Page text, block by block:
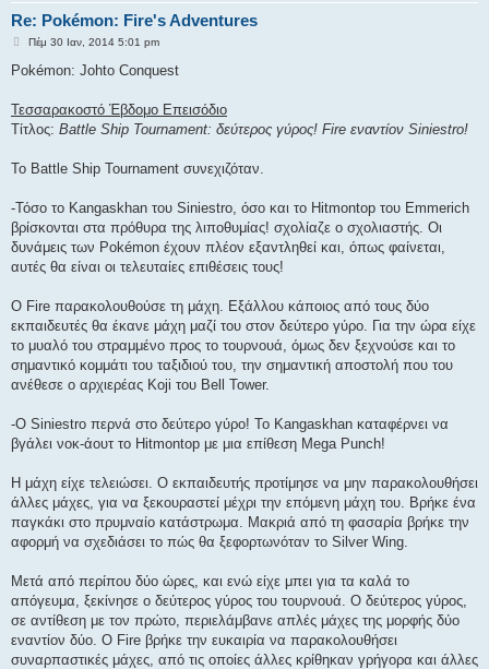
Re: Pokémon: Fire's Adventures
Δ
μ
ί
ε
υ
Πέμ 30 Ιαν, 2014 5:01 pm
Pokémon: Johto Conquest
Τεσσαρακοστό Έβδομο Επεισόδιο
Τίτλος: Battle Ship Tournament: δεύτερος γύρος! Fire εναντίον Siniestro!
To Battle Ship Tournament συνεχιζόταν.
-Τόσο το Kangaskhan του Siniestro, όσο και το Hitmontop του Emmerich
βρίσκονται στα πρόθυρα της λιποθυμίας! σχολίαζε ο σχολιαστής. Οι
δυνάμεις των Pokémon έχουν πλέον εξαντληθεί και, όπως φαίνεται,
αυτές θα είναι οι τελευταίες επιθέσεις τους!
Ο Fire παρακολουθούσε τη μάχη. Εξάλλου κάποιος από τους δύο
εκπαιδευτές θα έκανε μάχη μαζί του στον δεύτερο γύρο. Για την ώρα είχε
το μυαλό του στραμμένο προς το τουρνουά, όμως δεν ξεχνούσε και το
σημαντικό κομμάτι του ταξιδιού του, την σημαντική αποστολή που του
ανέθεσε ο αρχιερέας Koji του Bell Tower.
-O Siniestro περνά στο δεύτερο γύρο! Το Kangaskhan καταφέρνει να
βγάλει νοκ-άουτ το Hitmontop με μια επίθεση Mega Punch!
Η μάχη είχε τελειώσει. Ο εκπαιδευτής προτίμησε να μην παρακολουθήσει
άλλες μάχες, για να ξεκουραστεί μέχρι την επόμενη μάχη του. Βρήκε ένα
παγκάκι στο πρυμναίο κατάστρωμα. Μακριά από τη φασαρία βρήκε την
αφορμή να σχεδιάσει το πώς θα ξεφορτωνόταν το Silver Wing.
Μετά από περίπου δύο ώρες, και ενώ είχε μπει για τα καλά το
απόγευμα, ξεκίνησε ο δεύτερος γύρος του τουρνουά. Ο δεύτερος γύρος,
σε αντίθεση με τον πρώτο, περιελάμβανε απλές μάχες της μορφής δύο
εναντίον δύο. Ο Fire βρήκε την ευκαιρία να παρακολουθήσει
συναρπαστικές μάχες, από τις οποίες άλλες κρίθηκαν γρήγορα και άλλες